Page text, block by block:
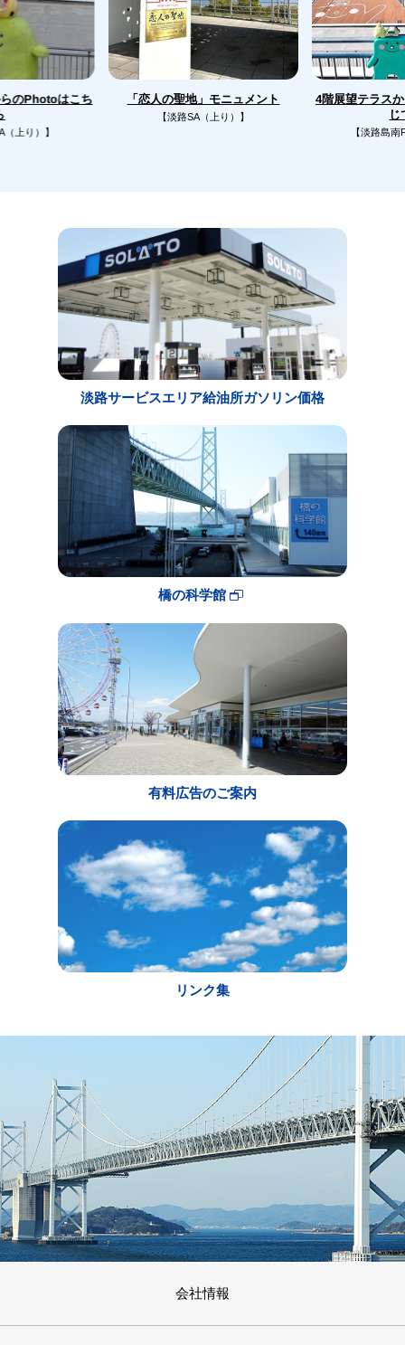
のPhotoはこち
（上り）】
「恋人の聖地」モニュメント
【淡路SA（上り）】
4階展望テラス
じ
【淡路島南
淡路サービスエリア給油所ガソリン価格
橋の科学館
有料広告のご案内
リンク集
会社情報